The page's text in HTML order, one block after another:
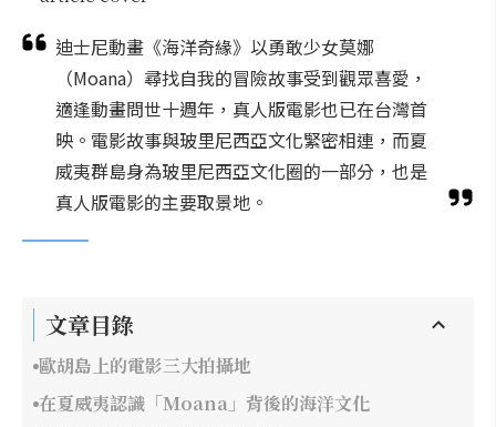
迪士尼動畫《海洋奇緣》以勇敢少女莫娜
（Moana）尋找自我的冒險故事受到觀眾喜愛，
適逢動畫問世十週年，真人版電影也已在台灣首
映。電影故事與玻里尼西亞文化緊密相連，而夏
威夷群島身為玻里尼西亞文化圈的一部分，也是
真人版電影的主要取景地。
文章目錄
歐胡島上的電影三大拍攝地
在夏威夷認識「Moana」背後的海洋文化